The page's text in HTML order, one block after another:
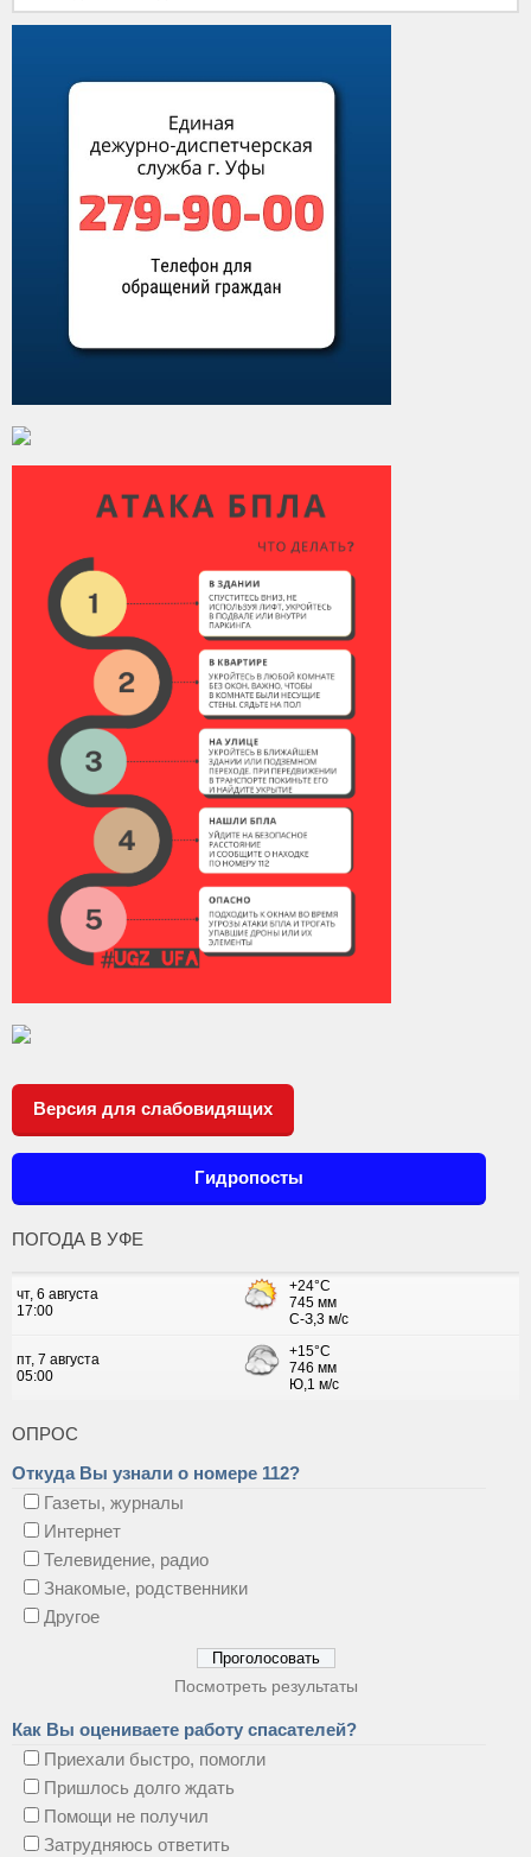
Версия для слабовидящих
Гидропосты
ПОГОДА В УФЕ
ОПРОС
Откуда Вы узнали о номере 112?
Газеты, журналы
Интернет
Телевидение, радио
Знакомые, родственники
Другое
Посмотреть результаты
Как Вы оцениваете работу спасателей?
Приехали быстро, помогли
Пришлось долго ждать
Помощи не получил
Затрудняюсь ответить